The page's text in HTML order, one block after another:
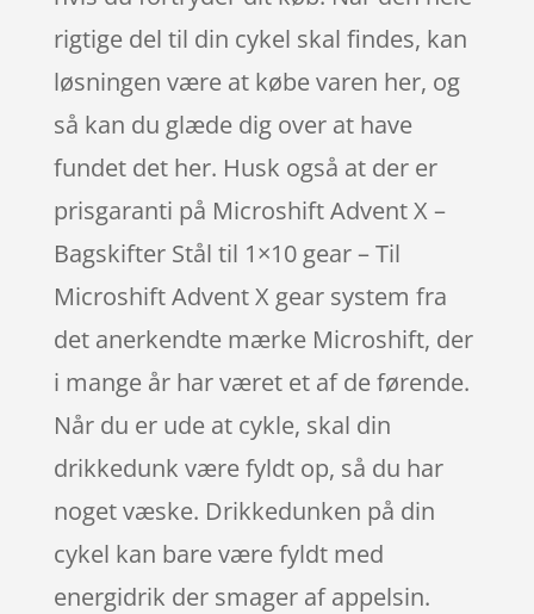
rigtige del til din cykel skal findes, kan
løsningen være at købe varen her, og
så kan du glæde dig over at have
fundet det her. Husk også at der er
prisgaranti på Microshift Advent X –
Bagskifter Stål til 1×10 gear – Til
Microshift Advent X gear system fra
det anerkendte mærke Microshift, der
i mange år har været et af de førende.
Når du er ude at cykle, skal din
drikkedunk være fyldt op, så du har
noget væske. Drikkedunken på din
cykel kan bare være fyldt med
energidrik der smager af appelsin.